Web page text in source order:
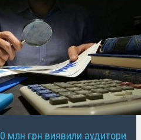
млн грн виявили аудитори